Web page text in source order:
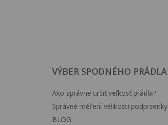
VÝBER SPODNÉHO PRÁDLA
Ako správne určiť veľkosť prádla?
Správné měření velikosti podprsenky
BLOG